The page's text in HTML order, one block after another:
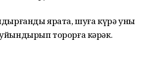
ярата, шуға күрә уны
торорға кәрәк.